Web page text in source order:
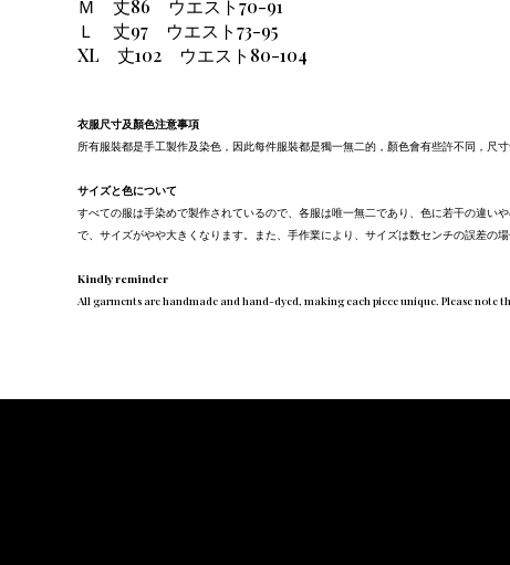
Ｍ 丈86 ウエスト70-91
Ｌ 丈97 ウエスト73-95
XL 丈102 ウエスト 80-104
衣服尺寸及顏色注意事項
所有服裝都是手工製作及染色，因此每件服裝都是獨一無二的，顏色會有些許不同，尺
サイズと色について
すべての服は手染めで製作されているので、各服は唯一無二であり、色に若干の違
で、サイズがやや大きくなります。また、手作業により、サイズは数センチの誤差の
Kindly reminder
All garments are handmade and hand-dyed, making each piece unique. Please